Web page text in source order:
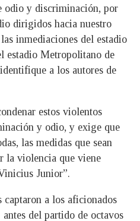
odio y discriminación, por
dirigidos hacia nuestro
inmediaciones del estadio
Metropolitano de
a los autores de
estos violentos
y odio, y exige que
las medidas que sean
la violencia que viene
Junior”.
captaron a los aficionados
del partido de octavos